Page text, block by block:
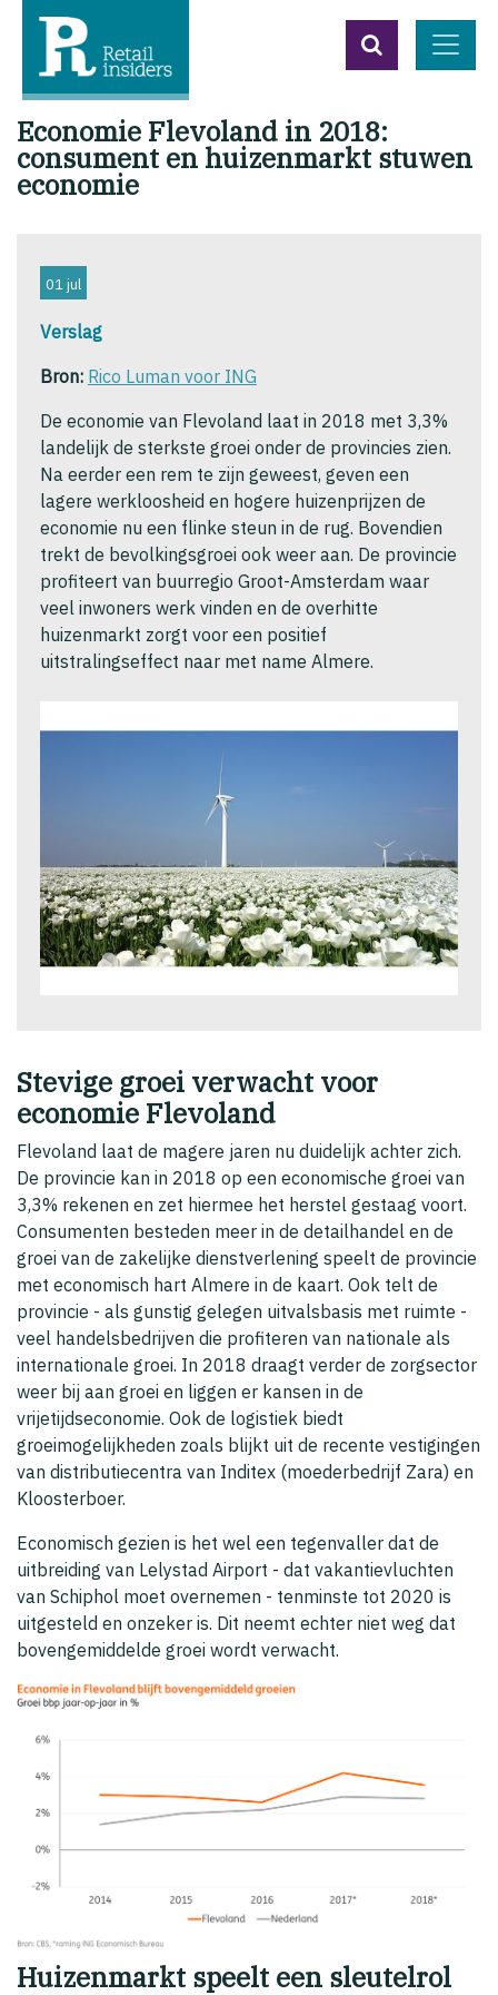
Economie Flevoland in 2018:
consument en huizenmarkt stuwen
economie
01 jul
Verslag
Bron: Rico Luman voor ING
De economie van Flevoland laat in 2018 met 3,3%
landelijk de sterkste groei onder de provincies zien.
Na eerder een rem te zijn geweest, geven een
lagere werkloosheid en hogere huizenprijzen de
economie nu een flinke steun in de rug. Bovendien
trekt de bevolkingsgroei ook weer aan. De provincie
profiteert van buurregio Groot-Amsterdam waar
veel inwoners werk vinden en de overhitte
huizenmarkt zorgt voor een positief
uitstralingseffect naar met name Almere.
Stevige groei verwacht voor
economie Flevoland
Flevoland laat de magere jaren nu duidelijk achter zich.
De provincie kan in 2018 op een economische groei van
3,3% rekenen en zet hiermee het herstel gestaag voort.
Consumenten besteden meer in de detailhandel en de
groei van de zakelijke dienstverlening speelt de provincie
met economisch hart Almere in de kaart. Ook telt de
provincie - als gunstig gelegen uitvalsbasis met ruimte -
veel handelsbedrijven die profiteren van nationale als
internationale groei. In 2018 draagt verder de zorgsector
weer bij aan groei en liggen er kansen in de
vrijetijdseconomie. Ook de logistiek biedt
groeimogelijkheden zoals blijkt uit de recente vestigingen
van distributiecentra van Inditex (moederbedrijf Zara) en
Kloosterboer.
Economisch gezien is het wel een tegenvaller dat de
uitbreiding van Lelystad Airport - dat vakantievluchten
van Schiphol moet overnemen - tenminste tot 2020 is
uitgesteld en onzeker is. Dit neemt echter niet weg dat
bovengemiddelde groei wordt verwacht.
Huizenmarkt speelt een sleutelrol